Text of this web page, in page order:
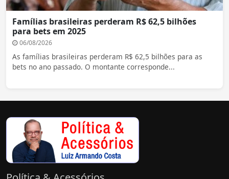
Famílias brasileiras perderam R$ 62,5 bilhões
para bets em 2025
06/08/2026
As famílias brasileiras perderam R$ 62,5 bilhões para as
bets no ano passado. O montante corresponde...